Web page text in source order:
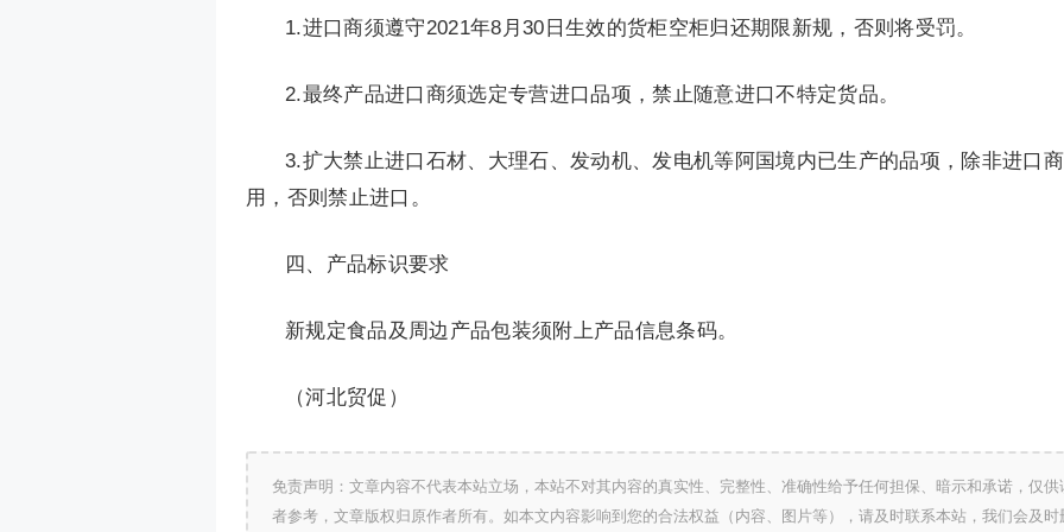
1.进口商须遵守2021年8月30日生效的货柜空柜归还期限新规，否则将受罚。
2.最终产品进口商须选定专营进口品项，禁止随意进口不特定货品。
3.扩大禁止进口石材、大理石、发动机、发电机等阿国境内已生产的品项，除非进口
用，否则禁止进口。
四、产品标识要求
新规定食品及周边产品包装须附上产品信息条码。
（河北贸促）
免责声明：文章内容不代表本站立场，本站不对其内容的真实性、完整性、准确性给予任何担保、暗示和承诺，仅供
者参考，文章版权归原作者所有。如本文内容影响到您的合法权益（内容、图片等），请及时联系本站，我们会及时